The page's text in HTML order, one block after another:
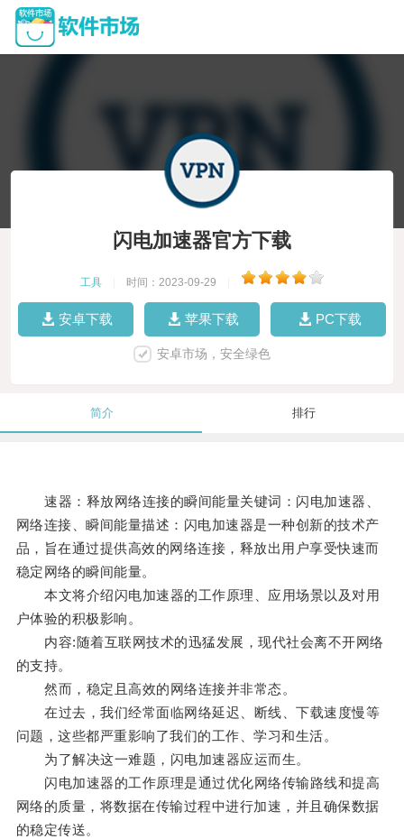
闪电加速器官方下载
工具 时间：2023-09-29
安卓下载 苹果下载 PC下载
安卓市场，安全绿色
简介 排行
速器：释放网络连接的瞬间能量关键词：闪电加速器、
网络连接、瞬间能量描述：闪电加速器是一种创新的技术产
品，旨在通过提供高效的网络连接，释放出用户享受快速而
稳定网络的瞬间能量。
本文将介绍闪电加速器的工作原理、应用场景以及对用
户体验的积极影响。
内容:随着互联网技术的迅猛发展，现代社会离不开网络
的支持。
然而，稳定且高效的网络连接并非常态。
在过去，我们经常面临网络延迟、断线、下载速度慢等
问题，这些都严重影响了我们的工作、学习和生活。
为了解决这一难题，闪电加速器应运而生。
闪电加速器的工作原理是通过优化网络传输路线和提高
网络的质量，将数据在传输过程中进行加速，并且确保数据
的稳定传送。